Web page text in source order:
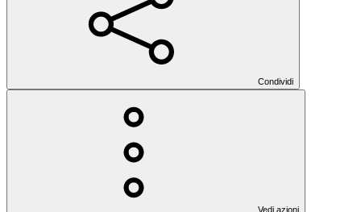
Condividi
Vedi azioni